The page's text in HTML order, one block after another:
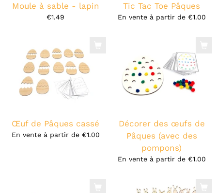
Moule à sable - lapin
€1.49
Tic Tac Toe Pâques
En vente à partir de €1.00
Œuf de Pâques cassé
En vente à partir de €1.00
Décorer des œufs de
Pâques (avec des
pompons)
En vente à partir de €1.00